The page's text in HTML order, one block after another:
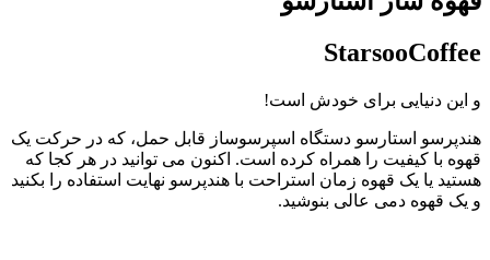
StarsooCoffee
و این دنیایی برای خودش است!
هندپرسو استارسو دستگاه اسپرسوساز قابل حمل، که در حرکت یک
قهوه با کیفیت را همراه کرده است. اکنون می توانید در هر کجا که
هستید یا یک قهوه زمان استراحت با هندپرسو نهایت استفاده را بکنید
و یک قهوه دمی عالی بنوشید.